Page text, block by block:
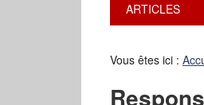
ARTICLES
Vous êtes ici :